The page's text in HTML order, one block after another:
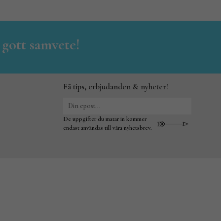
samvete!
Få tips, erbjudanden & nyheter!
De uppgifter du matar in kommer
endast användas till våra nyhetsbrev.